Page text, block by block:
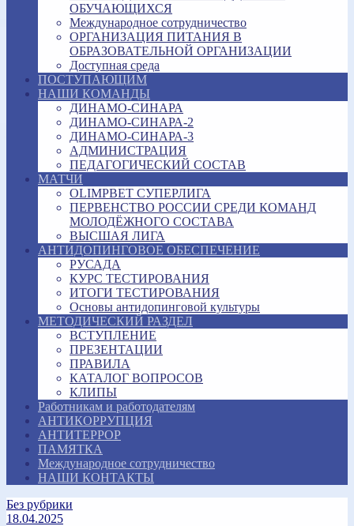
ОБУЧАЮЩИХСЯ
Международное сотрудничество
ОРГАНИЗАЦИЯ ПИТАНИЯ В
ОБРАЗОВАТЕЛЬНОЙ ОРГАНИЗАЦИИ
Доступная среда
ПОСТУПАЮЩИМ
НАШИ КОМАНДЫ
ДИНАМО-СИНАРА
ДИНАМО-СИНАРА-2
ДИНАМО-СИНАРА-3
АДМИНИСТРАЦИЯ
ПЕДАГОГИЧЕСКИЙ СОСТАВ
МАТЧИ
OLIMPBET СУПЕРЛИГА
ПЕРВЕНСТВО РОССИИ СРЕДИ КОМАНД
МОЛОДЁЖНОГО СОСТАВА
ВЫСШАЯ ЛИГА
АНТИДОПИНГОВОЕ ОБЕСПЕЧЕНИЕ
РУСАДА
КУРС ТЕСТИРОВАНИЯ
ИТОГИ ТЕСТИРОВАНИЯ
Основы антидопинговой культуры
МЕТОДИЧЕСКИЙ РАЗДЕЛ
ВСТУПЛЕНИЕ
ПРЕЗЕНТАЦИИ
ПРАВИЛА
КАТАЛОГ ВОПРОСОВ
КЛИПЫ
Работникам и работодателям
АНТИКОРРУПЦИЯ
АНТИТЕРРОР
ПАМЯТКА
Международное сотрудничество
НАШИ КОНТАКТЫ
Без рубрики
18.04.2025